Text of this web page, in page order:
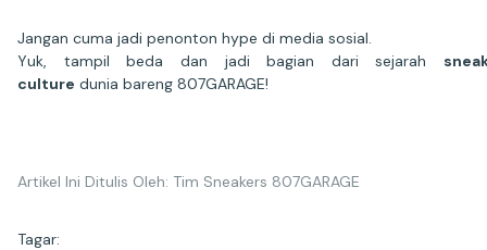
Jangan cuma jadi penonton hype di media sosial.
Yuk, tampil beda dan jadi bagian dari sejarah
culture dunia bareng 807GARAGE!
Artikel Ini Ditulis Oleh: Tim Sneakers 807GARAGE
Tagar: